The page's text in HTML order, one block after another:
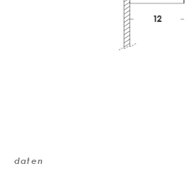
daten